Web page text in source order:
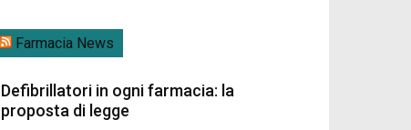
Farmacia News
Defibrillatori in ogni farmacia: la
proposta di legge